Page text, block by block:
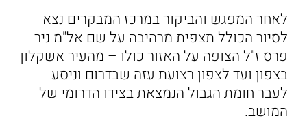
לאחר המפגש והביקור במרכז המבקרים נצא
לסיור הכולל תצפית מרהיבה על שם אל"מ ניר
פרס ז"ל הצופה על האזור כולו – מהעיר אשקלון
בצפון ועד לצפון רצועת עזה שבדרום וניסע
לעבר חומת הגבול הנמצאת בצידו הדרומי של
המושב.